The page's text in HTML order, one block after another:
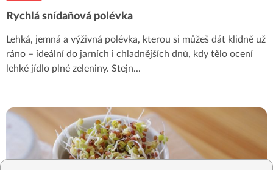
Rychlá snídaňová polévka
Lehká, jemná a výživná polévka, kterou si můžeš dát klidně už
ráno – ideální do jarních i chladnějších dnů, kdy tělo ocení
lehké jídlo plné zeleniny. Stejn...